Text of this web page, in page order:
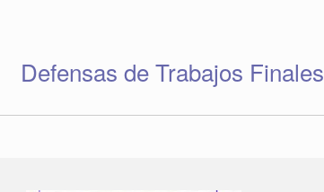
Defensas de Trabajos Finales